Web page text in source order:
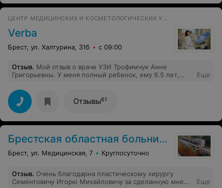
ЦЕНТР МЕДИЦИНСКИХ И КОСМЕТОЛОГИЧЕСКИХ УСЛУГ
Verba
Брест, ул. Халтурина, 31б с 09:00
Отзыв. Мой отзыв о враче УЗИ Трофимчук Анне
Григорьевны. У меня полный ребенок, ему 6.5 лет,
сдали анализы, УЗИ сделали, все было хорошо. Вчера
снова сходили на УЗИ щитовидной железы и
внутренних органов. Делали обследование в клинике
Верба, где принимает Анна Григорьевна. По
результатам УЗИ выявлены проблемы в работе
принимать меры! Анна Григорьевна - Вы большая
молодец! Смогли распознать наши проблемы, с
ребёнком разговаривали очень деликатно!
Еще
Отзывы61
Брестская областная больница
Брест, ул. Медицинская, 7 Круглосуточно
Отзыв. Очень благодарна пластическому хирургу
Сементовичу Игорю Михайловичу за сделанную мне
Еще